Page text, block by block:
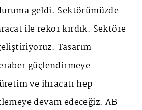
geldi. Sektörümüzde
ile rekor kırdık. Sektöre
Tasarım
güçlendirmeye
ve ihracatı hep
devam edeceğiz. AB